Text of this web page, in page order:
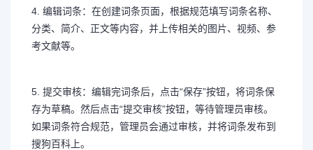
4. 编辑词条：在创建词条页面，根据规范填写词条名称、
分类、简介、正文等内容，并上传相关的图片、视频、参
考文献等。
5. 提交审核：编辑完词条后，点击“保存”按钮，将词条保
存为草稿。然后点击“提交审核”按钮，等待管理员审核。
如果词条符合规范，管理员会通过审核，并将词条发布到
搜狗百科上。